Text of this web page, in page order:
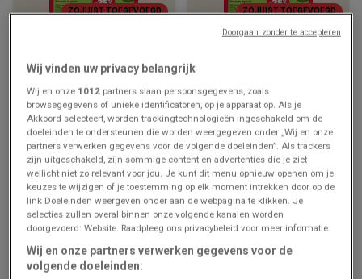
ZOJUIST TOEGEVOEGD
Meilleures offres pour tous
les clients
Prijsgegevens
geldig tot en
met 12/8
ZOJUIST TOEGEVOEGD
Nos meilleures offres pour
Prijsgegevens
geldig tot en
met 12/8
Wij vinden uw privacy belangrijk
Wij en onze 1012 partners slaan persoonsgegevens, zoals
browsegegevens of unieke identificatoren, op je apparaat op. Als je
Akkoord selecteert, worden trackingtechnologieën ingeschakeld om de
doeleinden te ondersteunen die worden weergegeven onder „Wij en onze
partners verwerken gegevens voor de volgende doeleinden”. Als trackers
zijn uitgeschakeld, zijn sommige content en advertenties die je ziet
wellicht niet zo relevant voor jou. Je kunt dit menu opnieuw openen om je
keuzes te wijzigen of je toestemming op elk moment intrekken door op de
link Doeleinden weergeven onder aan de webpagina te klikken. Je
selecties zullen overal binnen onze volgende kanalen worden
doorgevoerd: Website. Raadpleeg ons privacybeleid voor meer informatie.
Wij en onze partners verwerken gegevens voor de
volgende doeleinden:
Doorgaan zonder te accepteren